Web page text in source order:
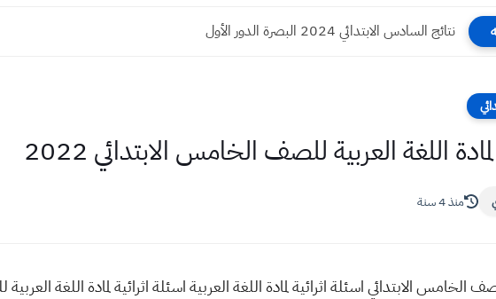
نتائج السادس الابتدائي 2024 البصرة الدور الأول
اللغة العربية للصف الخامس الابتدائي 2022
منذ 4 سنة
الخامس الابتدائي اسئلة اثرائية لمادة اللغة العربية اسئلة اثرائية لمادة اللغة العربية